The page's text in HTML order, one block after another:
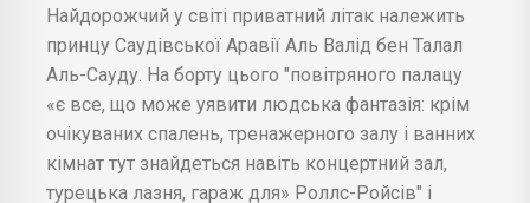
Найдорожчий у світі приватний літак належить
принцу Саудівської Аравії Аль Валід бен Талал
Аль-Сауду. На борту цього "повітряного палацу
«є все, що може уявити людська фантазія: крім
очікуваних спалень, тренажерного залу і ванних
кімнат тут знайдеться навіть концертний зал,
турецька лазня, гараж для» Роллс-Ройсів" і